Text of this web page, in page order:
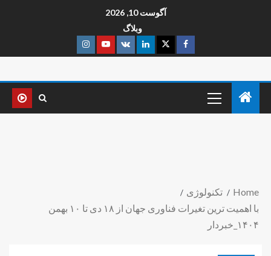
آگوست 10, 2026
وبلاگ
Home
تکنولوژی
با اهمیت ترین تغیرات فناوری جهان از ۱۸ دی تا ۱۰ بهمن
۱۴۰۴_خبردار